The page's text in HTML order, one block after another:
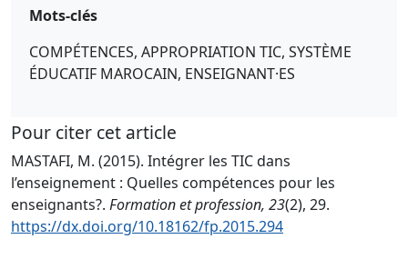
Mots-clés
COMPÉTENCES, APPROPRIATION TIC, SYSTÈME
ÉDUCATIF MAROCAIN, ENSEIGNANT·ES
Pour citer cet article
MASTAFI, M. (2015). Intégrer les TIC dans
l’enseignement : Quelles compétences pour les
enseignants?. Formation et profession, 23(2), 29.
https://dx.doi.org/10.18162/fp.2015.294